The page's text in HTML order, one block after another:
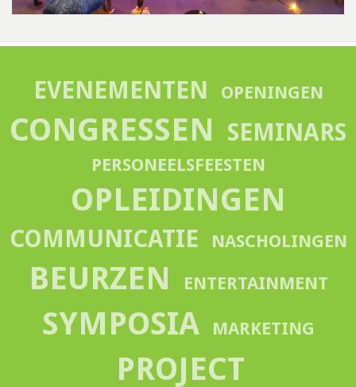
EVENEMENTEN OPENINGEN
CONGRESSEN SEMINARS
PERSONEELSFEESTEN
OPLEIDINGEN
COMMUNICATIE NASCHOLINGEN
BEURZEN ENTERTAINMENT
SYMPOSIA MARKETING
PROJECT